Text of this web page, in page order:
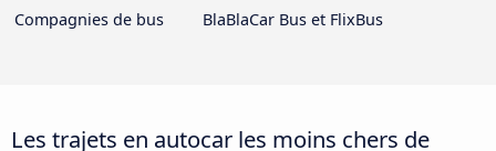
Compagnies de bus
BlaBlaCar Bus et FlixBus
Les trajets en autocar les moins chers de